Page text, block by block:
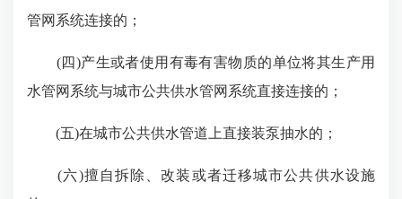
管网系统连接的；
(四)产生或者使用有毒有害物质的单位将其生产用
水管网系统与城市公共供水管网系统直接连接的；
(五)在城市公共供水管道上直接装泵抽水的；
(六)擅自拆除、改装或者迁移城市公共供水设施